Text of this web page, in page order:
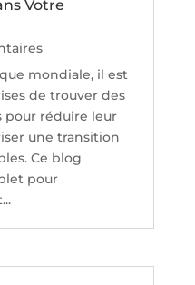
Votre
mondiale, il est
de trouver des
pour réduire leur
une transition
Ce blog
pour